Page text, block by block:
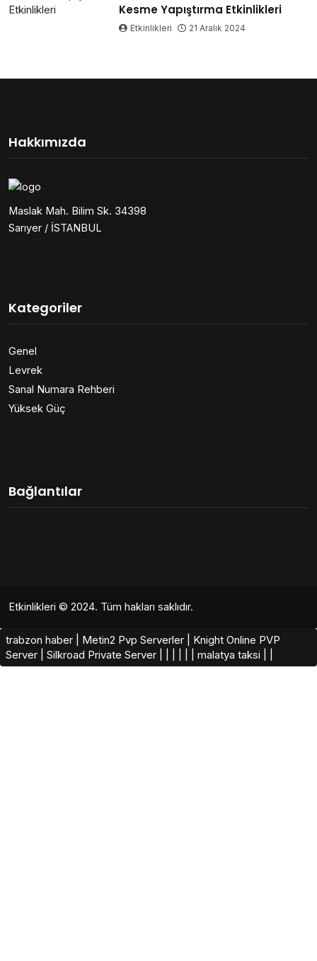
Kesme Yapıştırma Etkinlikleri
Etkinlikleri 21 Aralık 2024
Hakkımızda
Maslak Mah. Bilim Sk. 34398
Sarıyer / İSTANBUL
Kategoriler
Genel
Levrek
Sanal Numara Rehberi
Yüksek Güç
Bağlantılar
Etkinlikleri © 2024. Tüm hakları saklıdır.
trabzon haber Metin2 Pvp Serverler
Knight Online PVP
Server
Silkroad Private Server​ malatya taksi